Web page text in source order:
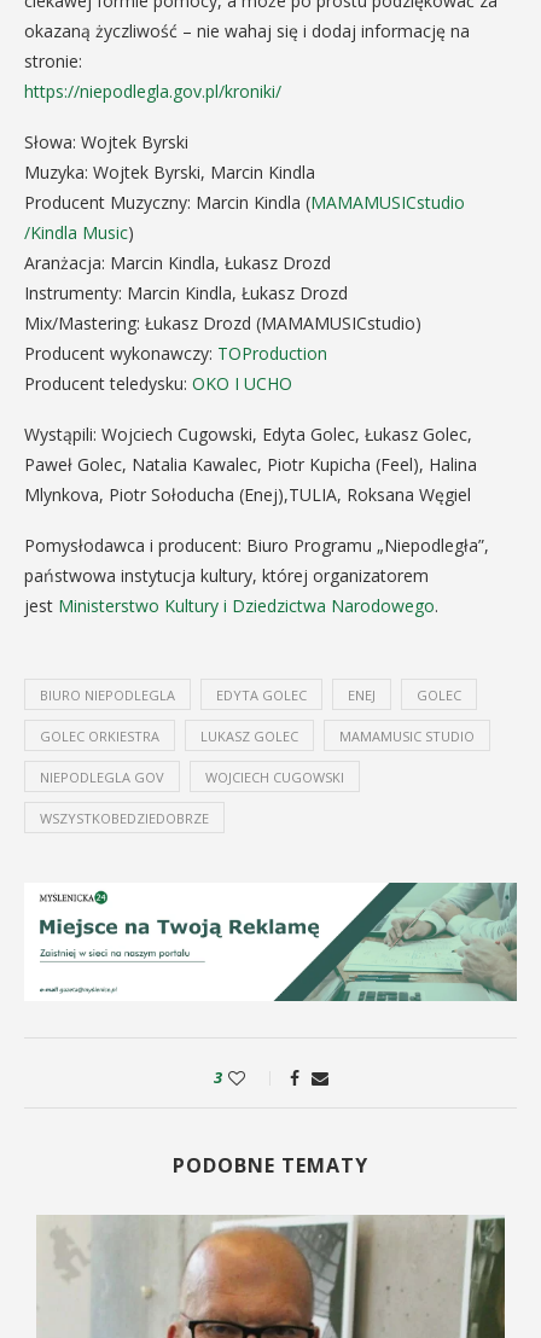
okazaną życzliwość – nie wahaj się i dodaj informację na
stronie:
https://niepodlegla.gov.pl/kroniki/
Słowa: Wojtek Byrski
Muzyka: Wojtek Byrski, Marcin Kindla
Producent Muzyczny: Marcin Kindla (MAMAMUSICstudio
/Kindla Music)
Aranżacja: Marcin Kindla, Łukasz Drozd
Instrumenty: Marcin Kindla, Łukasz Drozd
Mix/Mastering: Łukasz Drozd (MAMAMUSICstudio)
Producent wykonawczy: TOProduction
Producent teledysku: OKO I UCHO
Wystąpili: Wojciech Cugowski, Edyta Golec, Łukasz Golec,
Paweł Golec, Natalia Kawalec, Piotr Kupicha (Feel), Halina
Mlynkova, Piotr Sołoducha (Enej),TULIA, Roksana Węgiel
Pomysłodawca i producent: Biuro Programu „Niepodległa”,
państwowa instytucja kultury, której organizatorem
jest Ministerstwo Kultury i Dziedzictwa Narodowego.
BIURO NIEPODLEGLA EDYTA GOLEC ENEJ GOLEC
GOLEC ORKIESTRA LUKASZ GOLEC MAMAMUSIC STUDIO
NIEPODLEGLA GOV WOJCIECH CUGOWSKI
WSZYSTKOBEDZIEDOBRZE
3
PODOBNE TEMATY